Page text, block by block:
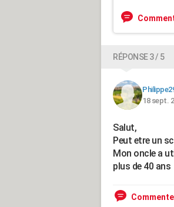
RÉPONSE 3 / 5
18 sept.
Salut,
Peut etre un
Mon oncle a
plus de 40 ans